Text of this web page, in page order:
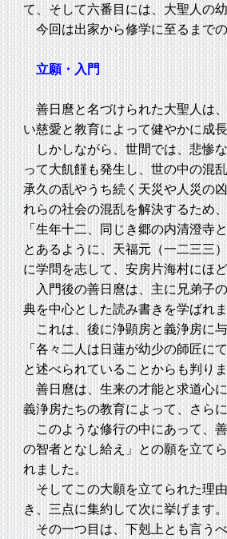
て、そして六番目には、大聖人の
今回は出家から修学に至るまで
立願・入門
善日麿と名づけられた大聖人は
い慈愛と教育によって健やかに成
しかしながら、世間では、悲惨
って大飢饉も発生し、世の中の混
承久の乱やうち続く天災や人災の
れらの社会の混乱を解決するため、
「生年十二、同じき郷の内清澄寺
とあるように、天福元（一二三三
に学問を志して、安房片海村にほ
入門後の善日麿は、主に兄弟子
典を中心とした読み書きを学ばれ
これは、後に浄顕房と義浄房に
「各々二人は日蓮が幼少の師匠に
と述べられていることからも判り
善日麿は、生来の才能と求道心
義浄房たちの教育によって、さら
このような修行の中にあって、
の智者となし給え」との願を立て
れました。
そしてこの大願を立てられた理
き、三点に集約して次に挙げます。
その一つ目は、下剋上とも言う